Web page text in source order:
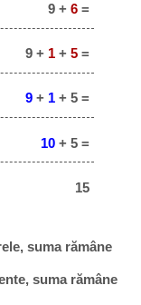
9 + 6 =
9 + 1 + 5 =
9 + 1 + 5 =
10 + 5 =
15
suma rămâne
suma rămâne